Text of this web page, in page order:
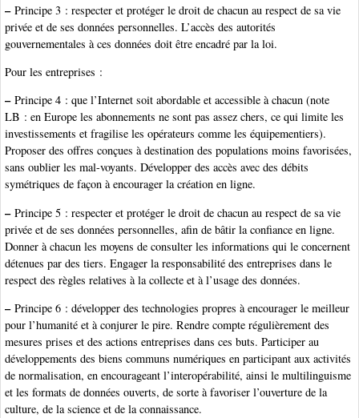
–Principe 3 : respecter et protéger le droit de chacun au respect de sa vie
privée et de ses données personnelles. L’accès des autorités
gouvernementales à ces données doit être encadré par la loi.
Pour les entreprises :
–Principe 4 : que l’Internet soit abordable et accessible à chacun (note
LB : en Europe les abonnements ne sont pas assez chers, ce qui limite les
investissements et fragilise les opérateurs comme les équipementiers).
Proposer des offres conçues à destination des populations moins favorisées,
sans oublier les mal-voyants. Développer des accès avec des débits
symétriques de façon à encourager la création en ligne.
–Principe 5 : respecter et protéger le droit de chacun au respect de sa vie
privée et de ses données personnelles, afin de bâtir la confiance en ligne.
Donner à chacun les moyens de consulter les informations qui le concernent
détenues par des tiers. Engager la responsabilité des entreprises dans le
respect des règles relatives à la collecte et à l’usage des données.
–Principe 6 : développer des technologies propres à encourager le meilleur
pour l’humanité et à conjurer le pire. Rendre compte régulièrement des
mesures prises et des actions entreprises dans ces buts. Participer au
développements des biens communs numériques en participant aux activités
de normalisation, en encourageant l’interopérabilité, ainsi le multilinguisme
et les formats de données ouverts, de sorte à favoriser l’ouverture de la
culture, de la science et de la connaissance.